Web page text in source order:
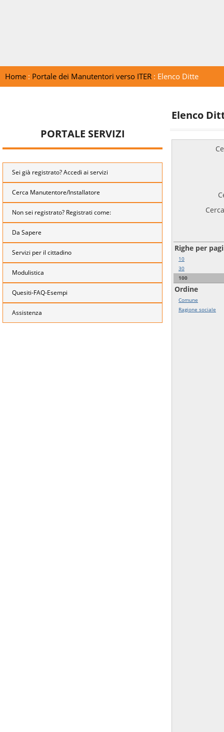
Home: Portale dei Manutentori verso ITER: Elenco Ditte
PORTALE SERVIZI
Sei già registrato? Accedi ai servizi
Cerca Manutentore/Installatore
Non sei registrato? Registrati come:
Da Sapere
Servizi per il cittadino
Modulistica
Quesiti-FAQ-Esempi
Assistenza
Elenco
Righe per
10
30
100
Ordine
Comune
Ragione sociale